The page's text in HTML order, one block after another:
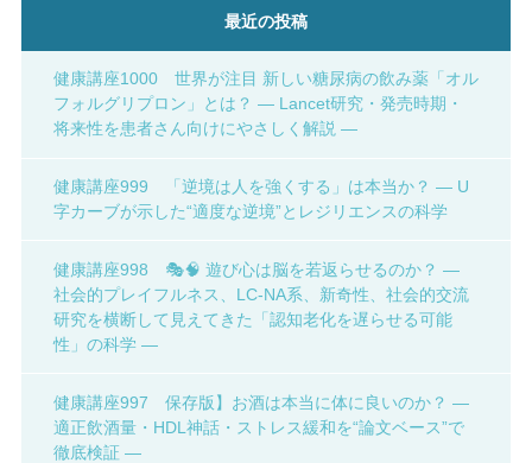
最近の投稿
健康講座1000 世界が注目 新しい糖尿病の飲み薬「オル
フォルグリプロン」とは？ ― Lancet研究・発売時期・
将来性を患者さん向けにやさしく解説 ―
健康講座999 「逆境は人を強くする」は本当か？ ― U
字カーブが示した“適度な逆境”とレジリエンスの科学
健康講座998 🎭🧠 遊び心は脳を若返らせるのか？ ―
社会的プレイフルネス、LC-NA系、新奇性、社会的交流
研究を横断して見えてきた「認知老化を遅らせる可能
性」の科学 ―
健康講座997 保存版】お酒は本当に体に良いのか？ ―
適正飲酒量・HDL神話・ストレス緩和を“論文ベース”で
徹底検証 ―